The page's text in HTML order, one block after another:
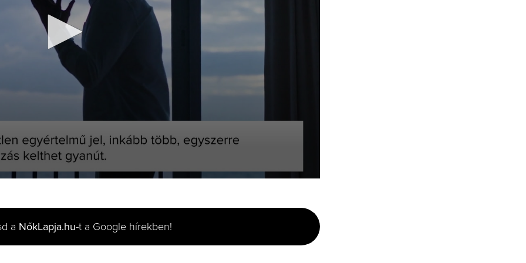
a NőkLapja.hu-t a Google hírekben!